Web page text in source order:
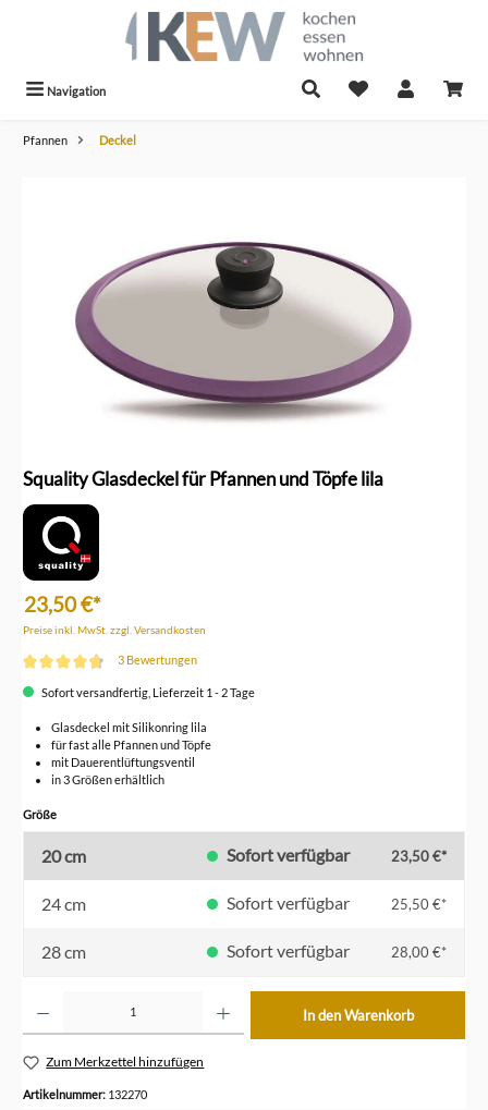
Navigation
Pfannen Deckel
Squality Glasdeckel für Pfannen und Töpfe lila
23,50 €*
Preise inkl. MwSt. zzgl. Versandkosten
3 Bewertungen
Sofort versandfertig, Lieferzeit 1 - 2 Tage
Glasdeckel mit Silikonring lila
für fast alle Pfannen und Töpfe
mit Dauerentlüftungsventil
in 3 Größen erhältlich
Größeauswählen
20 cm Sofort verfügbar 23,50 €*
24 cm Sofort verfügbar 25,50 €*
28 cm Sofort verfügbar 28,00 €*
In den Warenkorb
Zum Merkzettel hinzufügen
Artikelnummer: 132270